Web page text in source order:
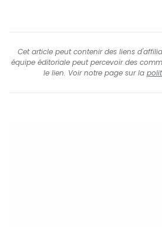
Cet article peut contenir des liens
équipe éditoriale peut percevoir des
le lien. Voir notre page sur la